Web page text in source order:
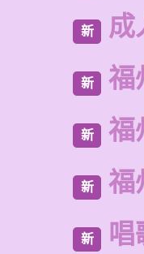
新 成
新 福
新 福
新 福
新 唱